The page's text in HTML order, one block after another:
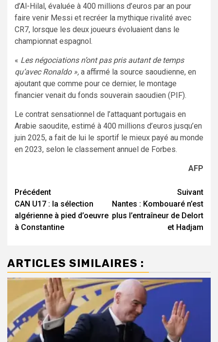
d’Al-Hilal, évaluée à 400 millions d’euros par an pour
faire venir Messi et recréer la mythique rivalité avec
CR7, lorsque les deux joueurs évoluaient dans le
championnat espagnol.
« Les négociations n’ont pas pris autant de temps
qu’avec Ronaldo », a affirmé la source saoudienne, en
ajoutant que comme pour ce dernier, le montage
financier venait du fonds souverain saoudien (PIF).
Le contrat sensationnel de l’attaquant portugais en
Arabie saoudite, estimé à 400 millions d’euros jusqu’en
juin 2025, a fait de lui le sportif le mieux payé au monde
en 2023, selon le classement annuel de Forbes.
AFP
Navigation
d’article
Précédent
CAN U17 : la sélection
algérienne à pied d’oeuvre
à Constantine
Suivant
Nantes : Kombouaré n’est
plus l’entraîneur de Delort
et Hadjam
ARTICLES SIMILAIRES :